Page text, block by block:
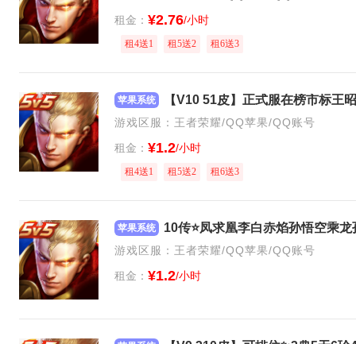
租金： ¥2.76/小时
租4送1 租5送2 租6送3
苹果系统
游戏区服：王者荣耀/QQ苹果/QQ账号
租金： ¥1.2/小时
租4送1 租5送2 租6送3
苹果系统 10传⭐凤求凰李白赤焰孙悟空乘
游戏区服：王者荣耀/QQ苹果/QQ账号
租金： ¥1.2/小时